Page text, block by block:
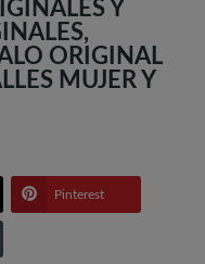
Y
ORIGINAL
MUJER Y
Pinterest